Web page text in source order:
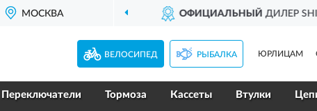
МОСКВАОФИЦИАЛЬНЫЙ ДИЛЕР SHIMANO
ВЕЛОСИПЕД РЫБАЛКА ЮРЛИЦАМ
Переключатели Тормоза Кассеты Втулки